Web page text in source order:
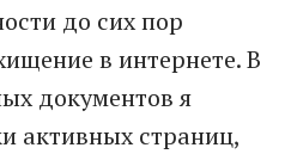
до сих пор
в интернете. В
документов я
активных страниц,